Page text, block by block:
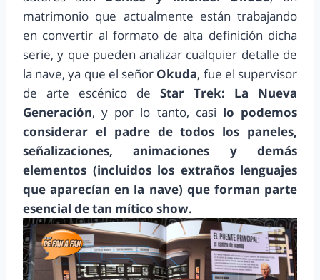
matrimonio que actualmente están trabajando
en convertir al formato de alta definición dicha
serie, y que pueden analizar cualquier detalle de
la nave, ya que el señor Okuda, fue el supervisor
de arte escénico de Star Trek: La Nueva
Generación, y por lo tanto, casi lo podemos
considerar el padre de todos los paneles,
señalizaciones, animaciones y demás
elementos (incluidos los extraños lenguajes
que aparecían en la nave) que forman parte
esencial de tan mítico show.